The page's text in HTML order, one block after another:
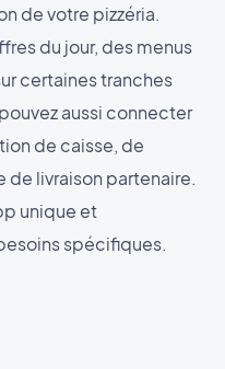
de votre pizzéria.
du jour, des menus
certaines tranches
aussi connecter
de caisse, de
de livraison partenaire.
unique et
spécifiques.